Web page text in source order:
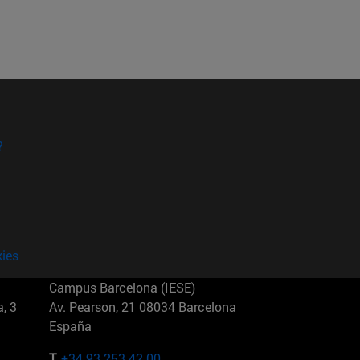
3
Campus Barcelona (IESE)
Av. Pearson, 21 08034 Barcelona
España